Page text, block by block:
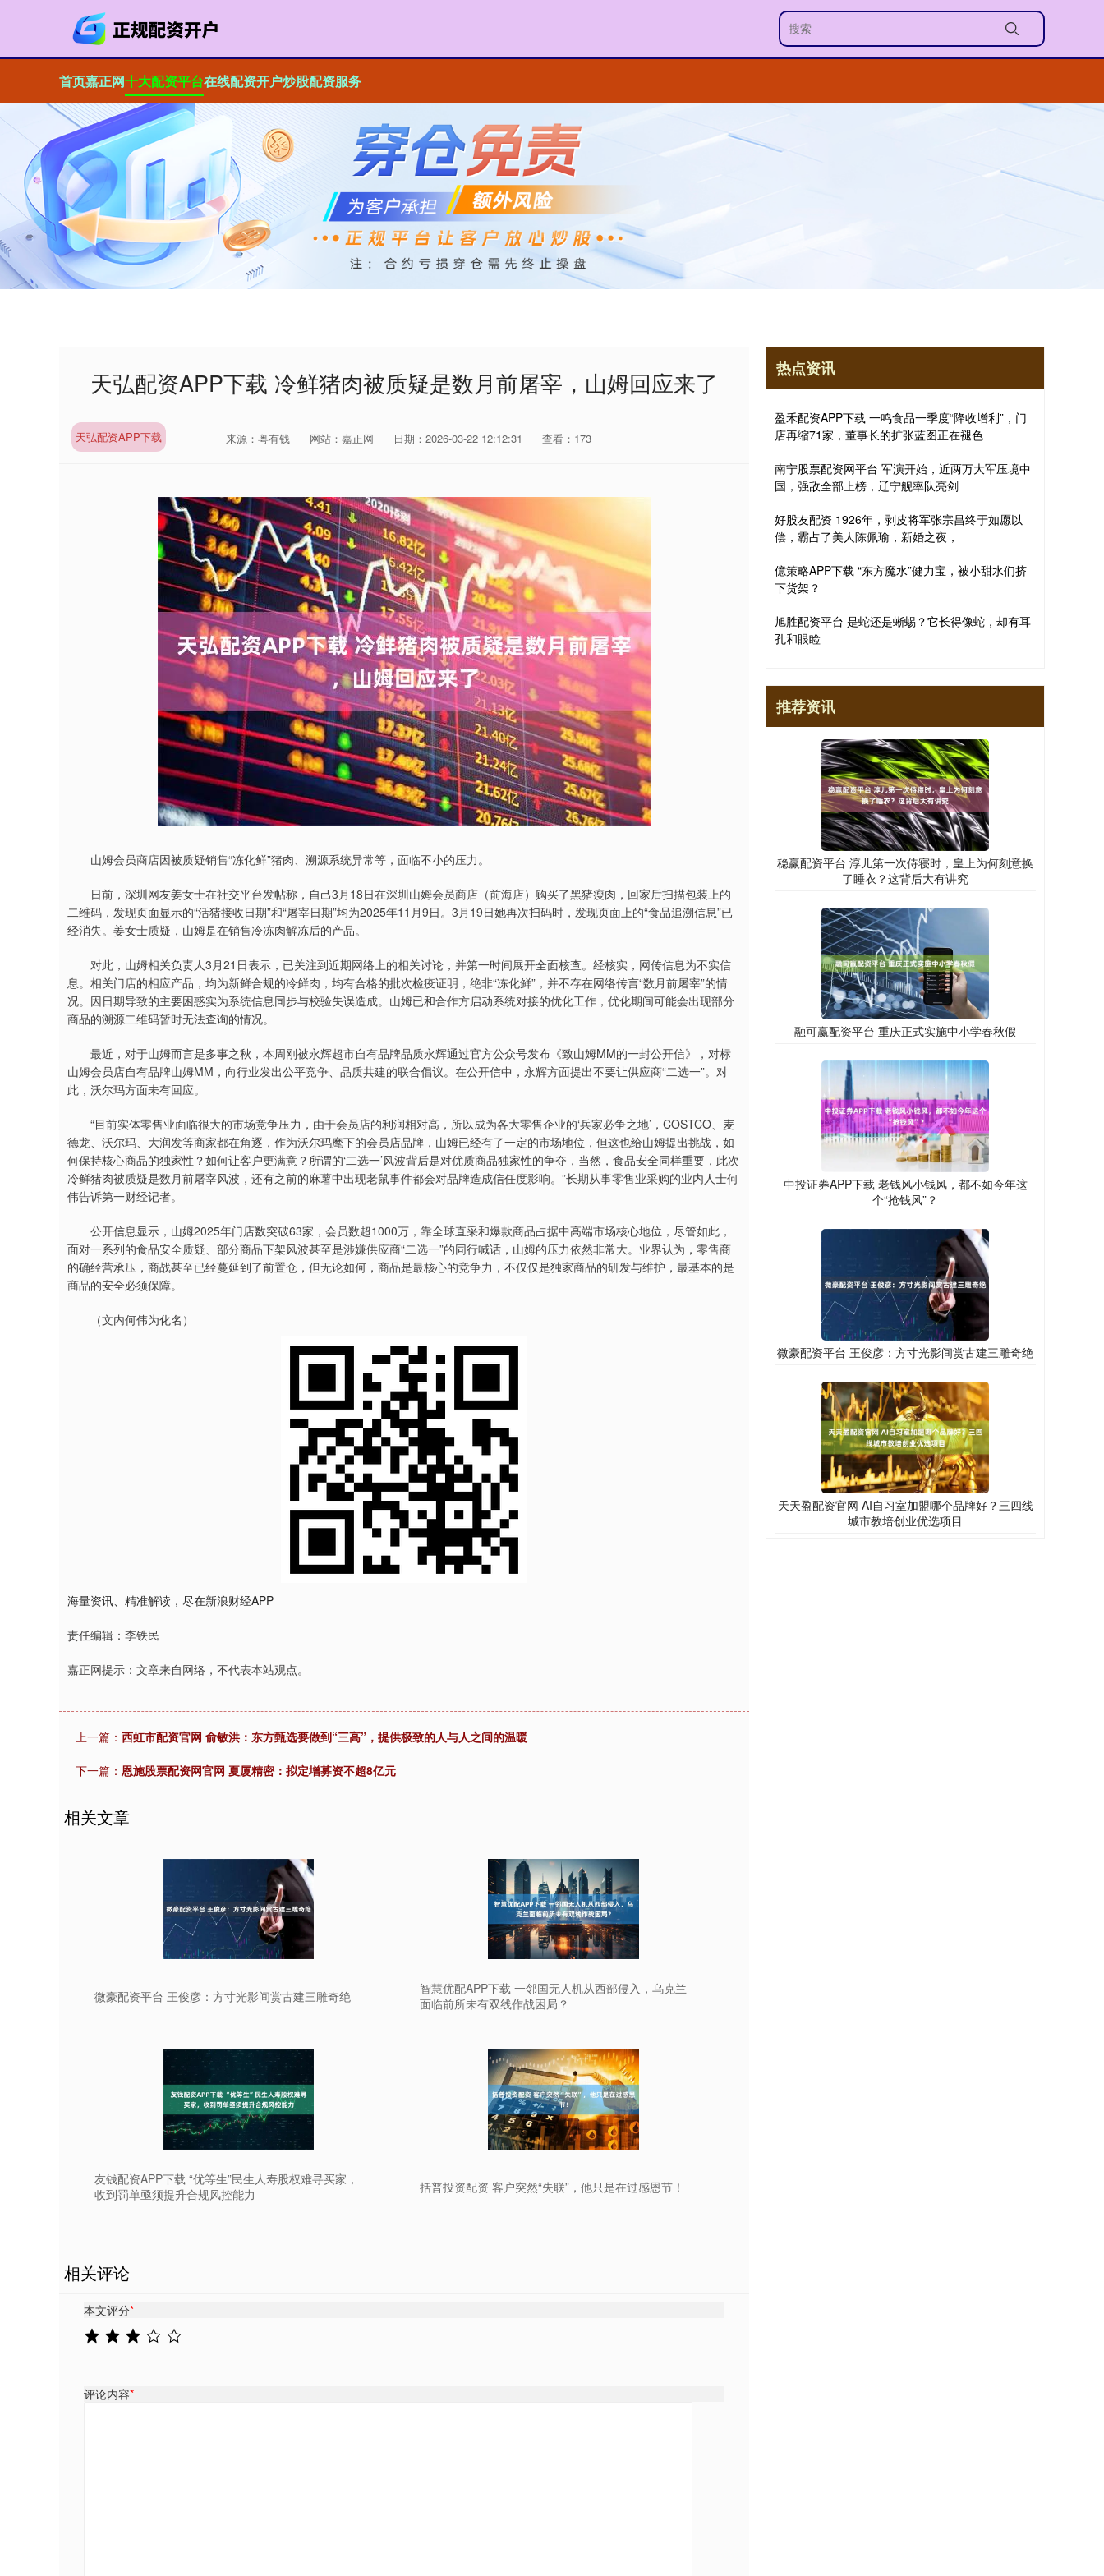
首页嘉正网十大配资平台在线配资开户炒股配资服务
天弘配资APP下载 冷鲜猪肉被质疑是数月前屠宰，山姆回应来了
天弘配资APP下载 来源：粤有钱 网站：嘉正网 日期：2026-03-22 12:12:31 查看：173
山姆会员商店因被质疑销售“冻化鲜”猪肉、溯源系统异常等，面临不小的压力。
日前，深圳网友姜女士在社交平台发帖称，自己3月18日在深圳山姆会员商店（前海店）购买了黑猪瘦肉，回家后扫描包装上的
二维码，发现页面显示的“活猪接收日期”和“屠宰日期”均为2025年11月9日。3月19日她再次扫码时，发现页面上的“食品追溯信息”已
经消失。姜女士质疑，山姆是在销售冷冻肉解冻后的产品。
对此，山姆相关负责人3月21日表示，已关注到近期网络上的相关讨论，并第一时间展开全面核查。经核实，网传信息为不实信
息。相关门店的相应产品，均为新鲜合规的冷鲜肉，均有合格的批次检疫证明，绝非“冻化鲜”，并不存在网络传言“数月前屠宰”的情
况。因日期导致的主要困惑实为系统信息同步与校验失误造成。山姆已和合作方启动系统对接的优化工作，优化期间可能会出现部分
商品的溯源二维码暂时无法查询的情况。
最近，对于山姆而言是多事之秋，本周刚被永辉超市自有品牌品质永辉通过官方公众号发布《致山姆MM的一封公开信》，对标
山姆会员店自有品牌山姆MM，向行业发出公平竞争、品质共建的联合倡议。在公开信中，永辉方面提出不要让供应商“二选一”。对
此，沃尔玛方面未有回应。
“目前实体零售业面临很大的市场竞争压力，由于会员店的利润相对高，所以成为各大零售企业的‘兵家必争之地’，COSTCO、麦
德龙、沃尔玛、大润发等商家都在角逐，作为沃尔玛麾下的会员店品牌，山姆已经有了一定的市场地位，但这也给山姆提出挑战，如
何保持核心商品的独家性？如何让客户更满意？所谓的‘二选一’风波背后是对优质商品独家性的争夺，当然，食品安全同样重要，此次
冷鲜猪肉被质疑是数月前屠宰风波，还有之前的麻薯中出现老鼠事件都会对品牌造成信任度影响。”长期从事零售业采购的业内人士何
伟告诉第一财经记者。
公开信息显示，山姆2025年门店数突破63家，会员数超1000万，靠全球直采和爆款商品占据中高端市场核心地位，尽管如此，
面对一系列的食品安全质疑、部分商品下架风波甚至是涉嫌供应商“二选一”的同行喊话，山姆的压力依然非常大。业界认为，零售商
的确经营承压，商战甚至已经蔓延到了前置仓，但无论如何，商品是最核心的竞争力，不仅仅是独家商品的研发与维护，最基本的是
商品的安全必须保障。
（文内何伟为化名）
海量资讯、精准解读，尽在新浪财经APP
责任编辑：李铁民
嘉正网提示：文章来自网络，不代表本站观点。
上一篇： 西虹市配资官网 俞敏洪：东方甄选要做到“三高”，提供极致的人与人之间的温暖
下一篇： 恩施股票配资网官网 夏厦精密：拟定增募资不超8亿元
相关文章
微豪配资平台 王俊彦：方寸光影间赏古建三雕奇绝
智慧优配APP下载 一邻国无人机从西部侵入，乌克兰
面临前所未有双线作战困局？
友钱配资APP下载 “优等生”民生人寿股权难寻买家，
收到罚单亟须提升合规风控能力
括普投资配资 客户突然“失联”，他只是在过感恩节！
相关评论
本文评分*
评论内容*
热点资讯
盈禾配资APP下载 一鸣食品一季度“降收增利”，门
店再缩71家，董事长的扩张蓝图正在褪色
南宁股票配资网平台 军演开始，近两万大军压境中
国，强敌全部上榜，辽宁舰率队亮剑
好股友配资 1926年，剥皮将军张宗昌终于如愿以
偿，霸占了美人陈佩瑜，新婚之夜，
億策略APP下载 “东方魔水”健力宝，被小甜水们挤
下货架？
旭胜配资平台 是蛇还是蜥蜴？它长得像蛇，却有耳
孔和眼睑
推荐资讯
稳赢配资平台 淳儿第一次侍寝时，皇上为何刻意换
了睡衣？这背后大有讲究
融可赢配资平台 重庆正式实施中小学春秋假
中投证券APP下载 老钱风小钱风，都不如今年这
个“抢钱风”？
微豪配资平台 王俊彦：方寸光影间赏古建三雕奇绝
天天盈配资官网 AI自习室加盟哪个品牌好？三四线
城市教培创业优选项目